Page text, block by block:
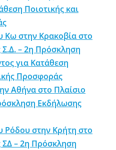
Ποιοτικής και
Κω στην Κρακοβία στο
– 2η Πρόσκληση
για Κατάθεση
Προσφοράς
Αθήνα στο Πλαίσιο
Εκδήλωσης
Ρόδου στην Κρήτη στο
– 2η Πρόσκληση